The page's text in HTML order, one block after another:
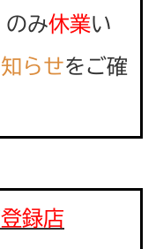
のみ休業い
らせをご確
登録店